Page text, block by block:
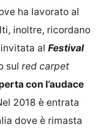
ha lavorato al
inoltre, ricordano
al Festival
sul red carpet
con l’audace
2018 è entrata
dove è rimasta